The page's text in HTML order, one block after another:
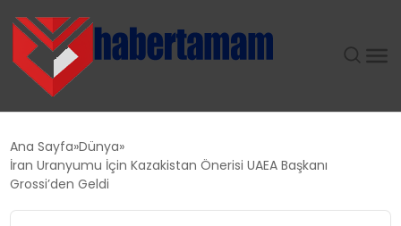
TEKNOLOJI
Ana Sayfa Dünya
İran Uranyumu İçin Kazakistan Önerisi UAEA Başkanı
Grossi’den Geldi